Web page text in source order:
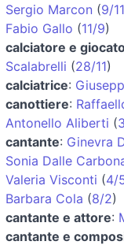
Sergio Marcon (9/11
Fabio Gallo (11/9)
calciatore e
Scalabrelli (28/11)
calciatrice:
canottiere:
Antonello Aliberti (
cantante: Ginevra
Sonia Dalle
Valeria Visconti (4/
Barbara Cola (8/2)
cantante e attore:
cantante e